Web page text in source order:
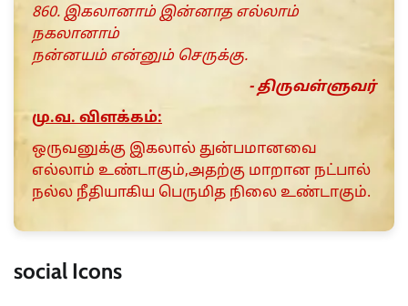
860. இகலானாம் இன்னாத எல்லாம்
நகலானாம்
நன்னயம் என்னும் செருக்கு.
- திருவள்ளுவர்
மு.வ. விளக்கம்:
ஒருவனுக்கு இகலால் துன்பமானவை
எல்லாம் உண்டாகும்,அதற்கு மாறான நட்பால்
நல்ல நீதியாகிய பெருமித நிலை உண்டாகும்.
social Icons